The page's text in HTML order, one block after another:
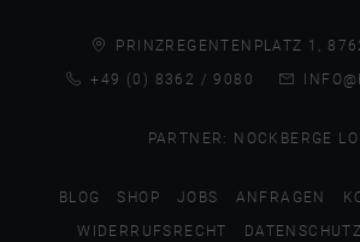
PRINZREGENTENPLATZ 1,
+49 (0) 8362 / 9080
PARTNER: NOCKBERGE
BLOG SHOP JOBS ANFRAGEN
WIDERRUFSRECHT